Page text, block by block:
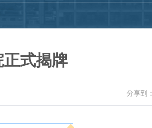
式揭牌
分享到：